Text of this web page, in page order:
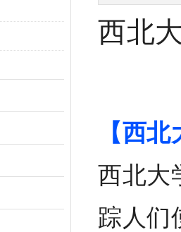
西北
【西
西北大
踪人们